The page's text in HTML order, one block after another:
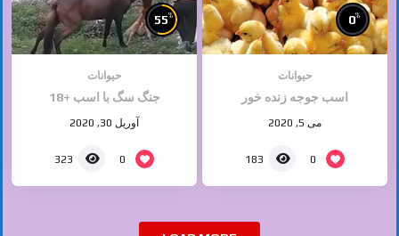
0%
حیوانات
اسب جوجه زنده خور
می 5, 2020
0
183
55%
حیوانات
جنگ سگ با اسب +18
آوریل 30, 2020
0
323